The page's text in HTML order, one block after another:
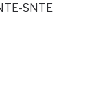
SNTE